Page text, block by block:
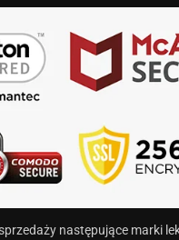
następujące marki